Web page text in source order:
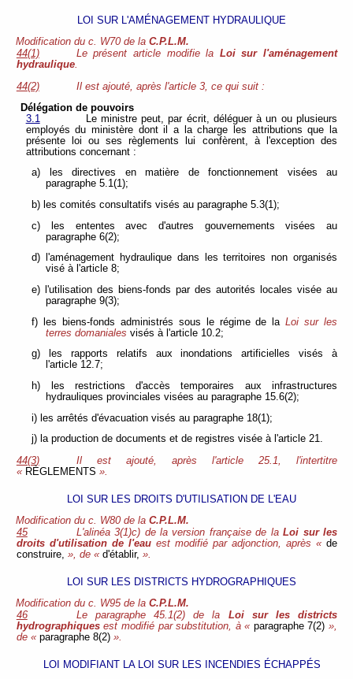
LOI SUR L'AMÉNAGEMENT HYDRAULIQUE
Modification du c. W70 de la C.P.L.M.
44(1)
Le présent article modifie la Loi sur l'aménagement
hydraulique.
44(2)
Il est ajouté, après l'article 3, ce qui suit :
Délégation de pouvoirs
3.1
Le ministre peut, par écrit, déléguer à un ou plusieurs
employés du ministère dont il a la charge les attributions que la
présente loi ou ses règlements lui confèrent, à l'exception des
attributions concernant :
a) les directives en matière de fonctionnement visées au
paragraphe 5.1(1);
b) les comités consultatifs visés au paragraphe 5.3(1);
c) les ententes avec d'autres gouvernements visées au
paragraphe 6(2);
d) l'aménagement hydraulique dans les territoires non organisés
visé à l'article 8;
e) l'utilisation des biens-fonds par des autorités locales visée au
paragraphe 9(3);
f) les biens-fonds administrés sous le régime de laLoi sur les
terres domaniales visés à l'article 10.2;
g) les rapports relatifs aux inondations artificielles visés à
l'article 12.7;
h) les restrictions d'accès temporaires aux infrastructures
hydrauliques provinciales visées au paragraphe 15.6(2);
i) les arrêtés d'évacuation visés au paragraphe 18(1);
j) la production de documents et de registres visée à l'article 21.
44(3)
Il est ajouté, après l'article 25.1, l'intertitre
« RÈGLEMENTS ».
LOI SUR LES DROITS D'UTILISATION DE L'EAU
Modification du c. W80 de la C.P.L.M.
45
L'alinéa 3(1)c) de la version française de laLoi sur les
droits d'utilisation de l'eauest modifié par adjonction, après «de
construire, », de « d'établir, ».
LOI SUR LES DISTRICTS HYDROGRAPHIQUES
Modification du c. W95 de la C.P.L.M.
46
Le paragraphe 45.1(2) de la Loi sur les districts
hydrographiquesest modifié par substitution, à « paragraphe 7(2) »,
de « paragraphe 8(2) ».
LOI MODIFIANT LA LOI SUR LES INCENDIES ÉCHAPPÉS